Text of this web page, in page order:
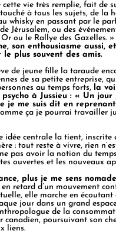
cette vie très remplie, fait de
à tous les sujets, de la
whisky en passant par le
Jérusalem, ou des
Or ou le Rallye des Gazelles. »
son enthousiasme aussi,
le plus souvent des amis.
de jeune fille la taraude
de sa petite entreprise,
au temps forts, la
psycho à Jussieu : « Un jour
je me suis dit en
ça je pourrai travailler
idée centrale la tient, inscrite
: tout reste à vivre, rien
pas avoir la notion du
ouvertes et les nouveaux
plus je me sens
en retard d’un mouvement
elle marche en écoutant
jour dans un grand
de la
canadien, poursuivant son
liens.